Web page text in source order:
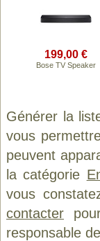
199,00 €
Bose TV Speaker
Générer la
vous
peuvent
la catégorie
vous
contacter
responsable